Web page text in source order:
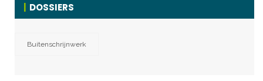
DOSSIERS
Buitenschrijnwerk